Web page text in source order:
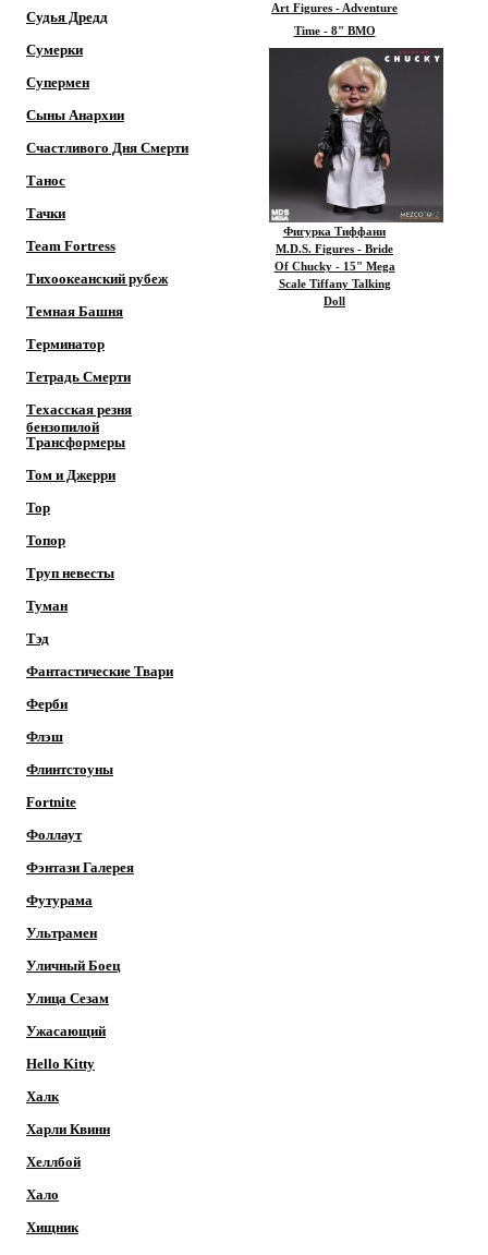
Судья Дредд
Сумерки
Супермен
Сыны Анархии
Счастливого Дня Смерти
Танос
Тачки
Team Fortress
Тихоокеанский рубеж
Темная Башня
Терминатор
Тетрадь Смерти
Техасская резня
бензопилой
Трансформеры
Том и Джерри
Тор
Топор
Труп невесты
Туман
Тэд
Фантастические Твари
Ферби
Флэш
Флинтстоуны
Fortnite
Фоллаут
Фэнтази Галерея
Футурама
Ультрамен
Уличный Боец
Улица Сезам
Ужасающий
Hello Kitty
Халк
Харли Квинн
Хеллбой
Хало
Хищник
Art Figures - Adventure
Time - 8" BMO
Фигурка Тиффани
M.D.S. Figures - Bride
Of Chucky - 15" Mega
Scale Tiffany Talking
Doll